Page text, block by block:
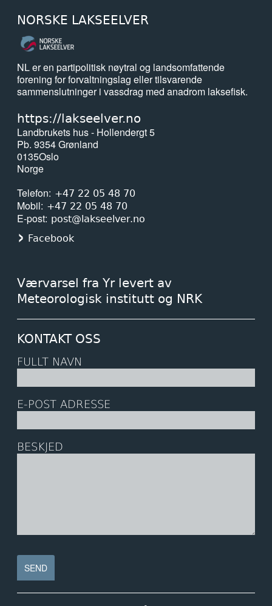
NORSKE LAKSEELVER
NL er en partipolitisk nøytral og landsomfattende
forening for forvaltningslag eller tilsvarende
sammenslutninger i vassdrag med anadrom laksefisk.
https://lakseelver.no
Landbrukets hus - Hollendergt 5
Pb. 9354 Grønland
0135Oslo
Norge
Telefon
+47 22 05 48 70
Mobil +47 22 05 48 70
E-post post@lakseelver.no
Facebook
Værvarsel fra Yr levert av
Meteorologisk institutt og NRK
KONTAKT OSS
FULLT NAVN
E-POST ADRESSE
BESKJED